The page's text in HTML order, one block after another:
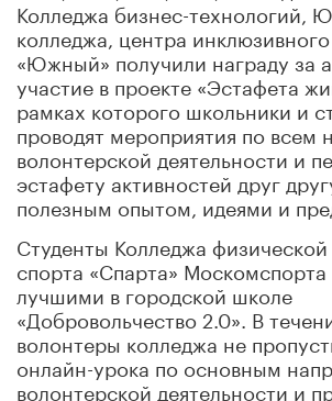
Колледжа бизнес-технологий,
колледжа, центра
«Южный» получили награду за
участие в проекте «Эстафета
рамках которого школьники и
проводят мероприятия по всем
волонтерской деятельности и
эстафету активностей друг
полезным опытом, идеями и
Студенты Колледжа физической
спорта «Спарта» Москомспорта
лучшими в городской школе
«Добровольчество 2.0». В
волонтеры колледжа не
онлайн-урока по основным
волонтерской деятельности и